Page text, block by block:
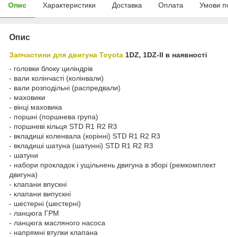
Опис Характеристики Доставка Оплата Умови
Опис
Запчастини для двигуна Toyota 1DZ, 1DZ-II в наявності
- головки блоку циліндрів
- вали колінчасті (колінвали)
- вали розподільні (распредвали)
- маховики
- вінці маховика
- поршні (поршнева група)
- поршневі кільця STD R1 R2 R3
- вкладиші коленвала (корінні) STD R1 R2 R3
- вкладиші шатуна (шатунні) STD R1 R2 R3
- шатуни
- набори прокладок і ущільнень двигуна в зборі (ремкомплект
двигуна)
- клапани впускні
- клапани випускні
- шестерні (шестерні)
- ланцюга ГРМ
- ланцюга масляного насоса
- напрямні втулки клапана